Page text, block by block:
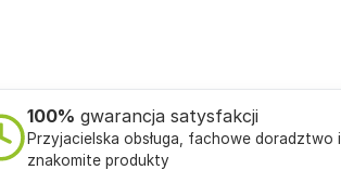
100% gwarancja satysfakcji
Przyjacielska obsługa, fachowe doradztwo i
znakomite produkty